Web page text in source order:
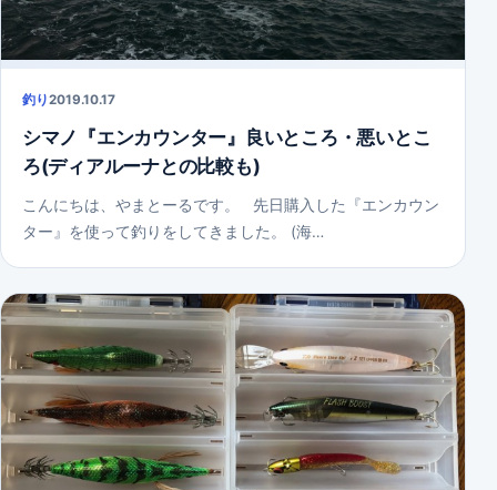
釣り2019.10.17
シマノ『エンカウンター』良いところ・悪いとこ
ろ(ディアルーナとの比較も)
こんにちは、やまとーるです。 先日購入した『エンカウン
ター』を使って釣りをしてきました。 (海…